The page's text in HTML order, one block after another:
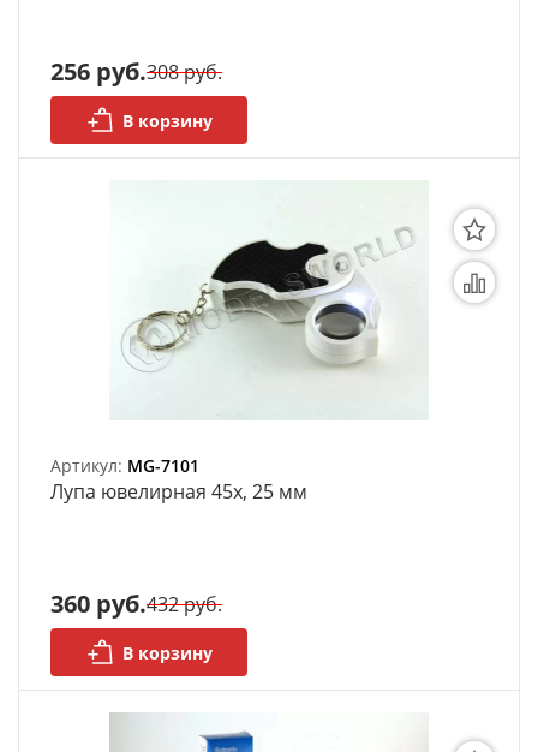
Деревянные бруски
Шпон ценных пород
Основания под модели
Подставки под миниатюры
Футляры (витрины) для
моделей
Деревянные 3D модели
Донышки для вязания
Деревянные шкатулки
Новогодние изделия
Дерево БАЛЬЗА и
Авиационная фанера
256 руб.308 руб.
В корзину
Артикул: MG-7101
Лупа ювелирная 45х, 25 мм
360 руб.432 руб.
В корзину